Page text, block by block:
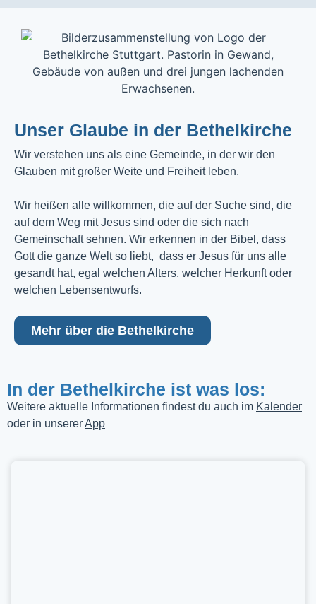
Unser Glaube in der Bethelkirche
Wir verstehen uns als eine Gemeinde, in der wir den
Glauben mit großer Weite und Freiheit leben.
Wir heißen alle willkommen, die auf der Suche sind, die
auf dem Weg mit Jesus sind oder die sich nach
Gemeinschaft sehnen. Wir erkennen in der Bibel, dass
Gott die ganze Welt so liebt, dass er Jesus für uns alle
gesandt hat, egal welchen Alters, welcher Herkunft oder
welchen Lebensentwurfs.
Mehr über die Bethelkirche
In der Bethelkirche ist was los:
Weitere aktuelle Informationen findest du auch im Kalender
oder in unsererApp